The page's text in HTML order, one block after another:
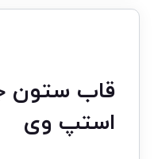
قاب ستون
استپ وی